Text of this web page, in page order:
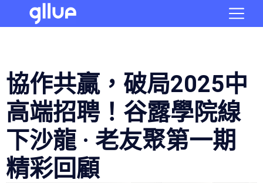
協作共贏，破局2025中
高端招聘！谷露學院線
下沙龍 · 老友聚第一期
精彩回顧